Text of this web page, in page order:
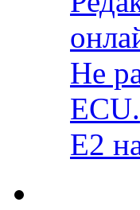
Не
ECU.
E2